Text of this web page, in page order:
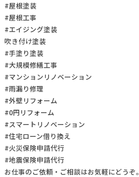
#屋根塗装
#屋根工事
#エイジング塗装
吹き付け塗装
#手塗り塗装
#大規模修繕工事
#マンションリノベーション
#雨漏り修理
#外壁リフォーム
#0円リフォーム
#スマートリノベーション
#住宅ローン借り換え
#火災保険申請代行
#地震保険申請代行
お仕事のご依頼・ご相談はお気軽にどうぞ。